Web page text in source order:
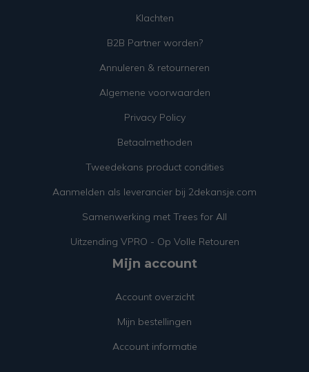
Klachten
B2B Partner worden?
Annuleren & retourneren
Algemene voorwaarden
Privacy Policy
Betaalmethoden
Tweedekans product condities
Aanmelden als leverancier bij 2dekansje.com
Samenwerking met Trees for All
Uitzending VPRO - Op Volle Retouren
Mijn account
Account overzicht
Mijn bestellingen
Account informatie